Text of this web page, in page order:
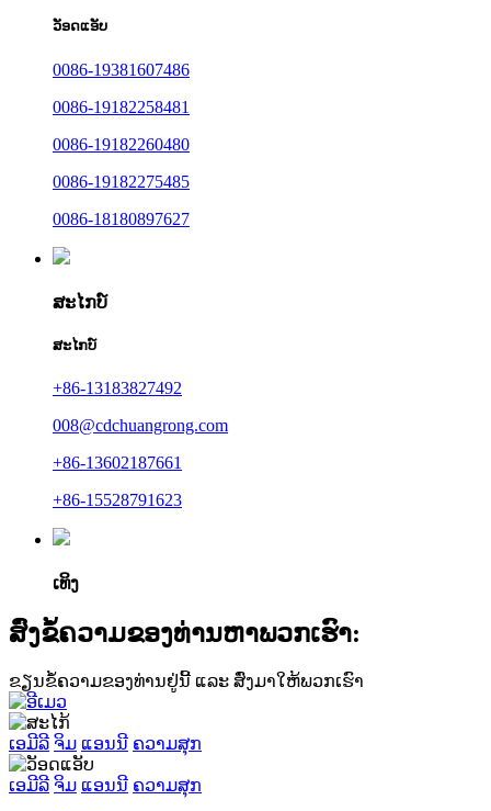
ວັອດແອັບ
0086-19381607486
0086-19182258481
0086-19182260480
0086-19182275485
0086-18180897627
ສະໄກບ໌
ສະໄກບ໌
+86-13183827492
008@cdchuangrong.com
+86-13602187661
+86-15528791623
ເທິງ
ສົ່ງຂໍ້ຄວາມຂອງທ່ານຫາພວກເຮົາ:
ຂຽນຂໍ້ຄວາມຂອງທ່ານຢູ່ນີ້ ແລະ ສົ່ງມາໃຫ້ພວກເຮົາ
ເອມີລີ ຈິມ ແອນນີ ຄວາມສຸກ
ເອມີລີ ຈິມ ແອນນີ ຄວາມສຸກ